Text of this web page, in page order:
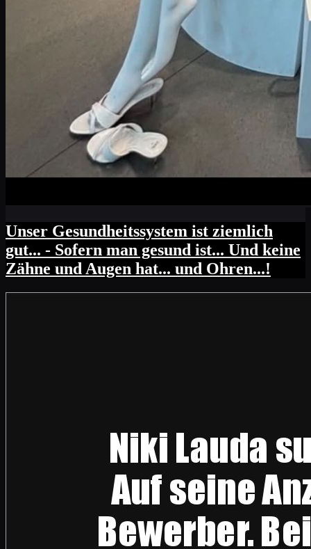
Unser Gesundheitssystem ist ziemlich
gut... - Sofern man gesund ist... Und keine
Zähne und Augen hat... und Ohren...!